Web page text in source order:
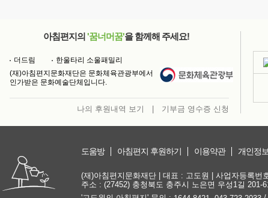
아침편지의 '꿈너머꿈'을 함께해 주세요!
더드림
한울타리 소울패밀리
(재)아침편지문화재단은 문화체육관광부에서
인가받은 문화예술단체입니다.
나의 후원내역 보기 기부금 영수증 신청
도움방 아침편지 후원하기 이용약관 개인정
(재)아침편지문화재단 | 대표 : 고도원 | 사업자등록번
주소 : (27452) 충청북도 충주시 노은면 우성1길 201-